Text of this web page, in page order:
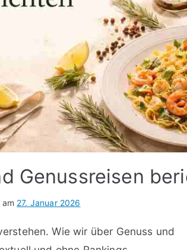
Genussreisen
27. Januar 2026
Wie wir über Genuss und